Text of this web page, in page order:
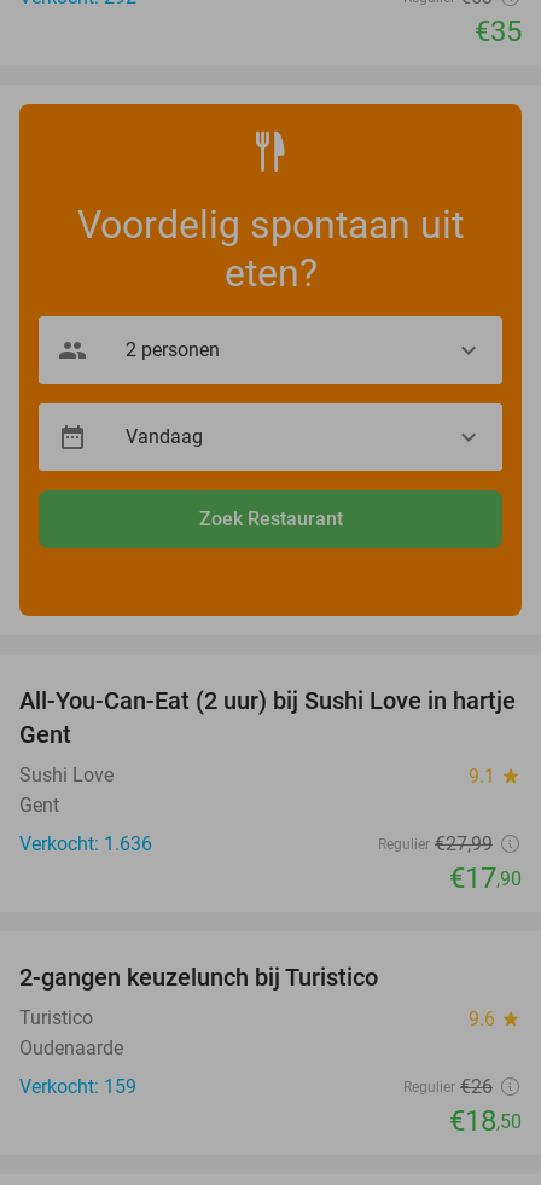
€35
Voordelig spontaan uit
eten?
Zoek Restaurant
36%
All-You-Can-Eat (2 uur) bij Sushi Love in hartje
Gent
Sushi Love 9.1 star
Gent
Verkocht: 1.636
Regulier €27,99
€17,90
2-gangen keuzelunch bij Turistico
Turistico 9.6 star
Oudenaarde
Verkocht: 159
Regulier €26
€18,50